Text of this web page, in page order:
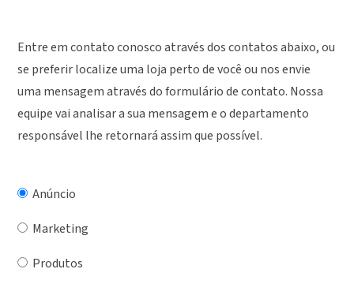
Entre em contato conosco através dos contatos abaixo, ou
se preferir localize uma loja perto de você ou nos envie
uma mensagem através do formulário de contato. Nossa
equipe vai analisar a sua mensagem e o departamento
responsável lhe retornará assim que possível.
Anúncio
Marketing
Produtos